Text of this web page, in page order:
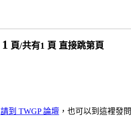
1 頁/共有1 頁 直接跳第頁
請到 TWGP 論壇 ，也可以到這裡發問